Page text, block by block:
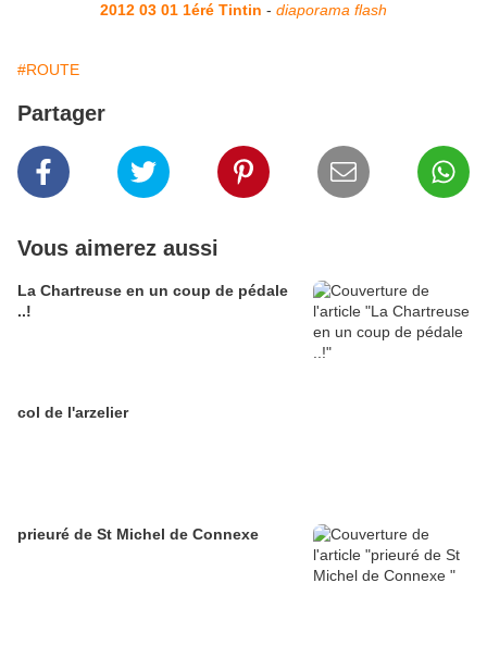
2012 03 01 1éré Tintin - diaporama flash
#ROUTE
Partager
Vous aimerez aussi
La Chartreuse en un coup de pédale
..!
col de l'arzelier
prieuré de St Michel de Connexe